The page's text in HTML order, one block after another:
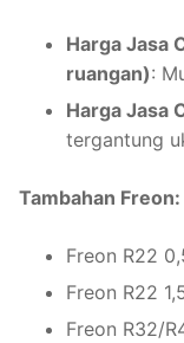
Harga Jasa
ruangan):
Harga Jasa
tergantung
Tambahan Freon:
Freon R22
Freon R22
Freon R32/